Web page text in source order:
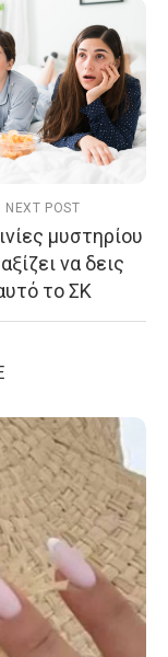
NEXT POST
μυστηρίου
να δεις
το ΣΚ